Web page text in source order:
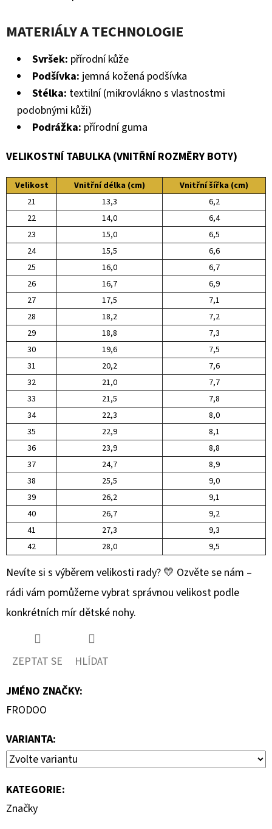
MATERIÁLY A TECHNOLOGIE
Svršek: přírodní kůže
Podšívka: jemná kožená podšívka
Stélka: textilní (mikrovlákno s vlastnostmi
podobnými kůži)
Podrážka: přírodní guma
VELIKOSTNÍ TABULKA (VNITŘNÍ ROZMĚRY BOTY)
Velikost Vnitřní délka (cm)
Vnitřní šířka (cm)
21
13,3
6,2
22
14,0
6,4
23
15,0
6,5
24
15,5
6,6
25
16,0
6,7
26
16,7
6,9
27
17,5
7,1
28
18,2
7,2
29
18,8
7,3
30
19,6
7,5
31
20,2
7,6
32
21,0
7,7
33
21,5
7,8
34
22,3
8,0
35
22,9
8,1
36
23,9
8,8
37
24,7
8,9
38
25,5
9,0
39
26,2
9,1
40
26,7
9,2
41
27,3
9,3
42
28,0 9,5
Nevíte si s výběrem velikosti rady? 💛 Ozvěte se nám –
rádi vám pomůžeme vybrat správnou velikost podle
konkrétních mír dětské nohy.
ZEPTAT SE
HLÍDAT
JMÉNO ZNAČKY:
FRODOO
VARIANTA:
KATEGORIE:
Značky